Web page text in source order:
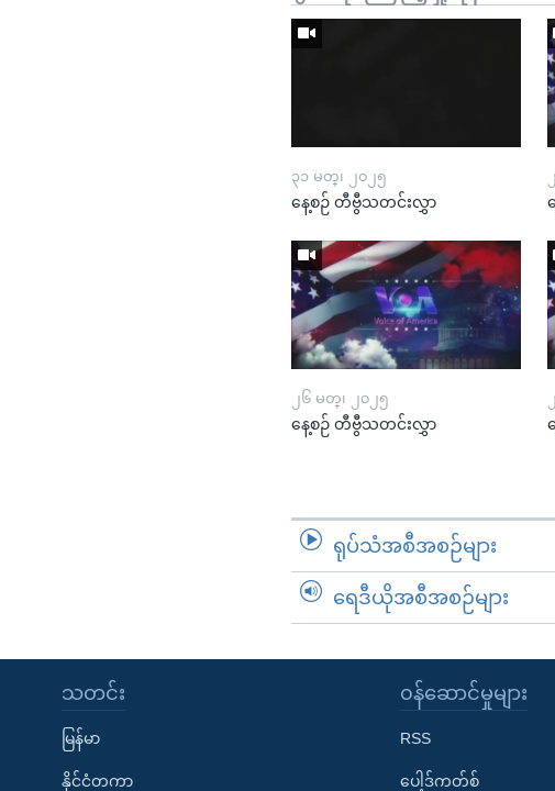
၃၁ မတ္၊ ၂၀၂၅
နေ့စဉ် တီဗွီသတင်းလွှာ
၂၆ မတ္၊ ၂၀၂၅
နေ့စဉ် တီဗွီသတင်းလွှာ
ရုပ်သံအစီအစဉ်များ
ရေဒီယိုအစီအစဉ်များ
သတင်း
မြန်မာ
နိုင်ငံတကာ
၀န်ဆောင်မှုများ
RSS
ပေါ့ဒ်ကတ်စ်